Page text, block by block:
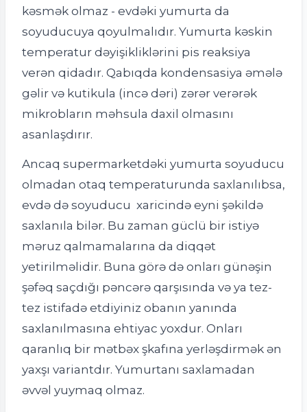
kəsmək olmaz - evdəki yumurta da
soyuducuya qoyulmalıdır. Yumurta kəskin
temperatur dəyişikliklərini pis reaksiya
verən qidadır. Qabıqda kondensasiya əmələ
gəlir və kutikula (incə dəri) zərər verərək
mikrobların məhsula daxil olmasını
asanlaşdırır.
Ancaq supermarketdəki yumurta soyuducu
olmadan otaq temperaturunda saxlanılıbsa,
evdə də soyuducu xaricində eyni şəkildə
saxlanıla bilər. Bu zaman güclü bir istiyə
məruz qalmamalarına da diqqət
yetirilməlidir. Buna görə də onları günəşin
şəfəq saçdığı pəncərə qarşısında və ya tez-
tez istifadə etdiyiniz obanın yanında
saxlanılmasına ehtiyac yoxdur. Onları
qaranlıq bir mətbəx şkafına yerləşdirmək ən
yaxşı variantdır. Yumurtanı saxlamadan
əvvəl yuymaq olmaz.